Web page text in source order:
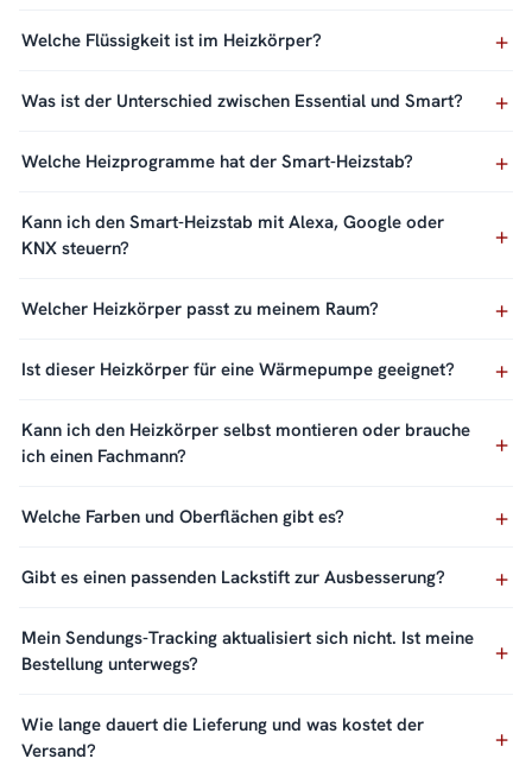
Welche Flüssigkeit ist im Heizkörper?
Was ist der Unterschied zwischen Essential und Smart?
Welche Heizprogramme hat der Smart-Heizstab?
Kann ich den Smart-Heizstab mit Alexa, Google oder
KNX steuern?
Welcher Heizkörper passt zu meinem Raum?
Ist dieser Heizkörper für eine Wärmepumpe geeignet?
Kann ich den Heizkörper selbst montieren oder brauche
ich einen Fachmann?
Welche Farben und Oberflächen gibt es?
Gibt es einen passenden Lackstift zur Ausbesserung?
Mein Sendungs-Tracking aktualisiert sich nicht. Ist meine
Bestellung unterwegs?
Wie lange dauert die Lieferung und was kostet der
Versand?